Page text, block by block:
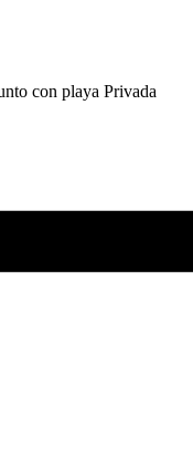
con playa Privada